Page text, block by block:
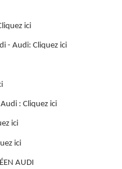
ici
- Audi: Cliquez ici
: Cliquez ici
ici
ici
AUDI